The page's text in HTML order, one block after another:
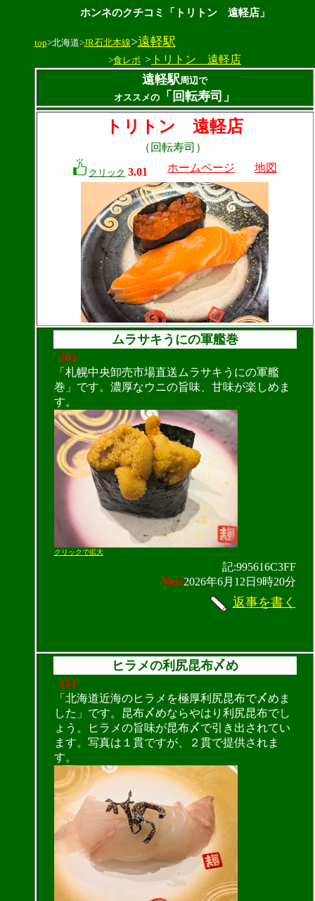
ホンネのクチコミ「トリトン 遠軽店」
top>北海道>JR石北本線>遠軽駅
>食レポ > トリトン 遠軽店
遠軽駅周辺で
オススメの
「回転寿司」
トリトン 遠軽店
（回転寿司）
クリック 3.01 ホームページ 地図
ムラサキうにの軍艦巻
（6）
「札幌中央卸売市場直送ムラサキうにの軍艦
巻」です。濃厚なウニの旨味、甘味が楽しめま
す。
クリックで拡大
記:995616C3FF
New2026年6月12日9時20分
返事を書く
ヒラメの利尻昆布〆め
（5）
「北海道近海のヒラメを極厚利尻昆布で〆めま
した」です。昆布〆めならやはり利尻昆布でし
ょう。ヒラメの旨味が昆布〆で引き出されてい
ます。写真は１貫ですが、２貫で提供されま
す。